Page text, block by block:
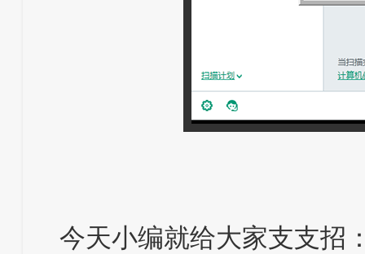
今天小编就给大家支支招